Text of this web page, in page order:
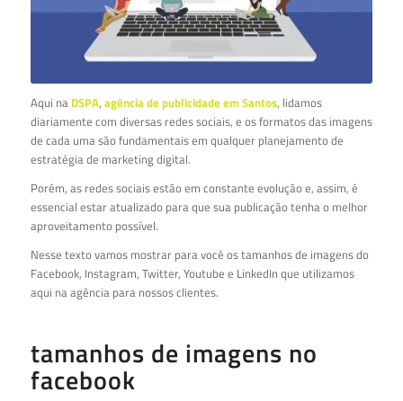
Aqui na DSPA, agência de publicidade em Santos, lidamos
diariamente com diversas redes sociais, e os formatos das imagens
de cada uma são fundamentais em qualquer planejamento de
estratégia de marketing digital.
Porém, as redes sociais estão em constante evolução e, assim, é
essencial estar atualizado para que sua publicação tenha o melhor
aproveitamento possível.
Nesse texto vamos mostrar para você os tamanhos de imagens do
Facebook, Instagram, Twitter, Youtube e LinkedIn que utilizamos
aqui na agência para nossos clientes.
tamanhos de imagens no
facebook